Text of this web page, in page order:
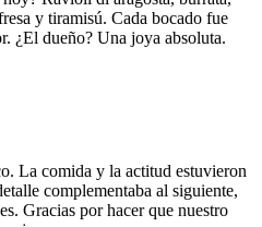
y tiramisú. Cada bocado fue
¿El dueño? Una joya absoluta.
La comida y la actitud estuvieron
complementaba al siguiente,
Gracias por hacer que nuestro